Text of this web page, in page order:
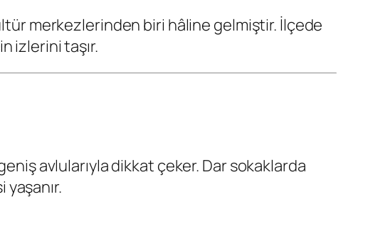
merkezlerinden biri hâline gelmiştir. İlçede
izlerini taşır.
avlularıyla dikkat çeker. Dar sokaklarda